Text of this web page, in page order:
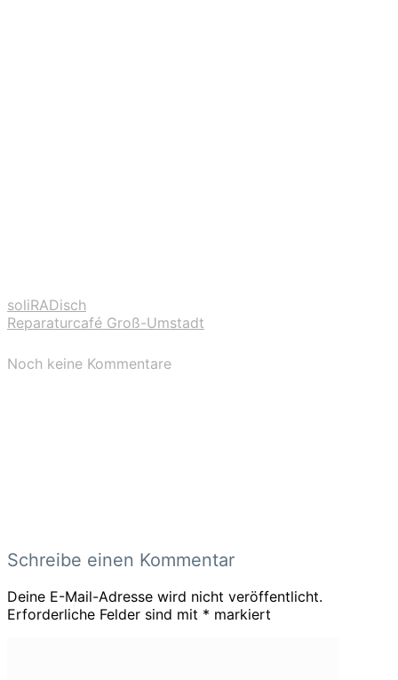
soliRADisch
Reparaturcafé Groß-Umstadt
Noch keine Kommentare
Schreibe einen Kommentar
Deine E-Mail-Adresse wird nicht veröffentlicht.
Erforderliche Felder sind mit * markiert